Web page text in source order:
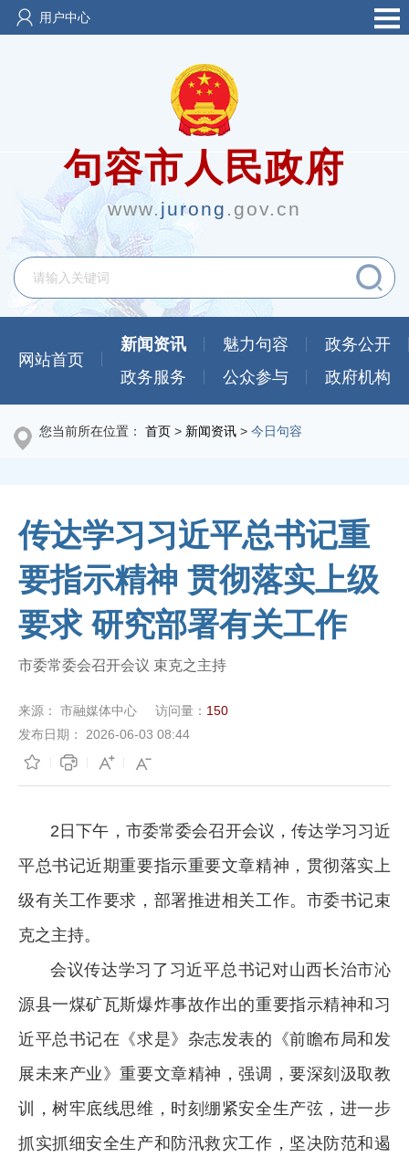
用户中心
句容市人民政府
www.jurong .gov.cn
网站首页
新闻资讯 魅力句容
政务公开
政务服务
公众参与 政府机构
您当前所在位置： 首页 > 新闻资讯 > 今日句容
传达学习习近平总书记重
要指示精神 贯彻落实上级
要求 研究部署有关工作
市委常委会召开会议 束克之主持
来源： 市融媒体中心 访问量： 150
发布日期：
2026-06-03 08:44
2日下午，市委常委会召开会议，传达学习习近
平总书记近期重要指示重要文章精神，贯彻落实上
级有关工作要求，部署推进相关工作。市委书记束
克之主持。
会议传达学习了习近平总书记对山西长治市沁
源县一煤矿瓦斯爆炸事故作出的重要指示精神和习
近平总书记在《求是》杂志发表的《前瞻布局和发
展未来产业》重要文章精神，强调，要深刻汲取教
训，树牢底线思维，时刻绷紧安全生产弦，进一步
抓实抓细安全生产和防汛救灾工作，坚决防范和遏